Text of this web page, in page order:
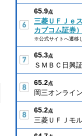
65.9点
三菱ＵＦＪｅ
カブコム証券）
※公式サイトへ遷移
65.3点
ＳＭＢＣ日興
65.2点
岡三オンライン
65.2点
三菱ＵＦＪモ